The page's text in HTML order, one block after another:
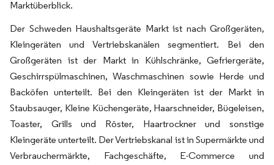
Marktüberblick.
Der Schweden Haushaltsgeräte Markt ist nach Großgeräten,
Kleingeräten und Vertriebskanälen segmentiert. Bei den
Großgeräten ist der Markt in Kühlschränke, Gefriergeräte,
Geschirrspülmaschinen, Waschmaschinen sowie Herde und
Backöfen unterteilt. Bei den Kleingeräten ist der Markt in
Staubsauger, Kleine Küchengeräte, Haarschneider, Bügeleisen,
Toaster, Grills und Röster, Haartrockner und sonstige
Kleingeräte unterteilt. Der Vertriebskanal ist in Supermärkte und
Verbrauchermärkte, Fachgeschäfte, E-Commerce und